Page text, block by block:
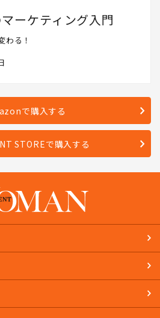
ーケティング入門
わる！
で購入する
STOREで購入する